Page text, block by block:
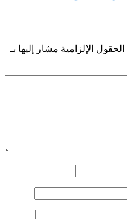
الحقول الإلزامية مشار إليها بـ